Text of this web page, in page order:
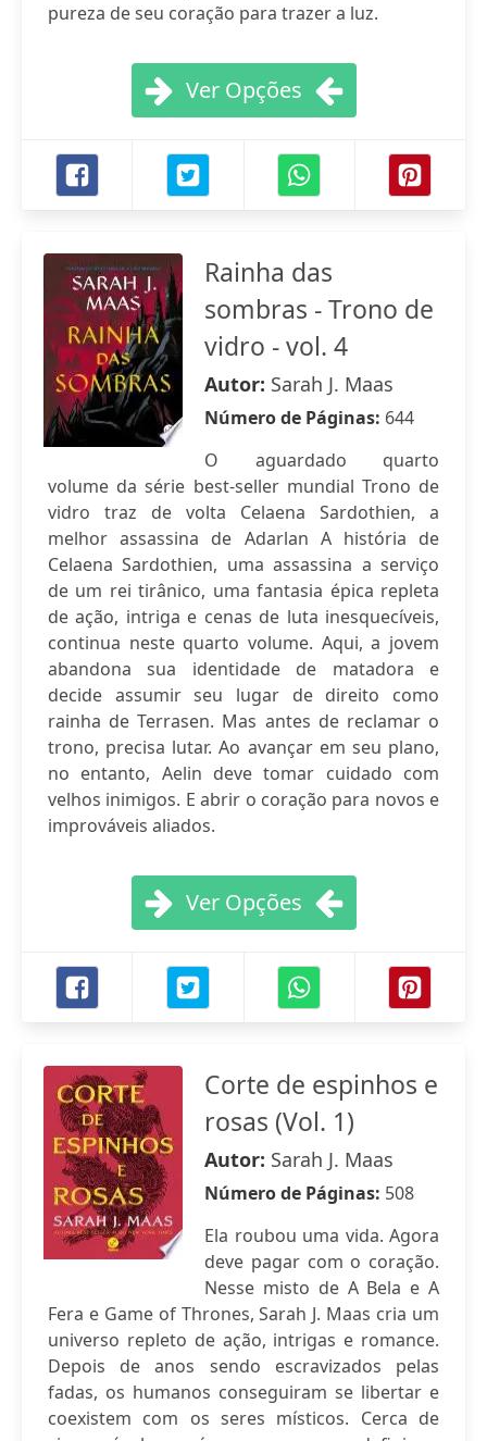
pureza de seu coração para trazer a luz.
Ver Opções
Rainha das
sombras - Trono de
vidro - vol. 4
Autor: Sarah J. Maas
Número de Páginas: 644
O aguardado quarto
volume da série best-seller mundial Trono de
vidro traz de volta Celaena Sardothien, a
melhor assassina de Adarlan A história de
Celaena Sardothien, uma assassina a serviço
de um rei tirânico, uma fantasia épica repleta
de ação, intriga e cenas de luta inesquecíveis,
continua neste quarto volume. Aqui, a jovem
abandona sua identidade de matadora e
decide assumir seu lugar de direito como
rainha de Terrasen. Mas antes de reclamar o
trono, precisa lutar. Ao avançar em seu plano,
no entanto, Aelin deve tomar cuidado com
velhos inimigos. E abrir o coração para novos e
improváveis aliados.
Ver Opções
Corte de espinhos e
rosas (Vol. 1)
Autor: Sarah J. Maas
Número de Páginas: 508
Ela roubou uma vida. Agora
deve pagar com o coração.
Nesse misto de A Bela e A
Fera e Game of Thrones, Sarah J. Maas cria um
universo repleto de ação, intrigas e romance.
Depois de anos sendo escravizados pelas
fadas, os humanos conseguiram se libertar e
coexistem com os seres místicos. Cerca de